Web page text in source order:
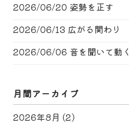
2026/06/20 姿勢を正す
2026/06/13 広がる関わり
2026/06/06 音を聞いて動く
月間アーカイブ
2026年8月 (2)